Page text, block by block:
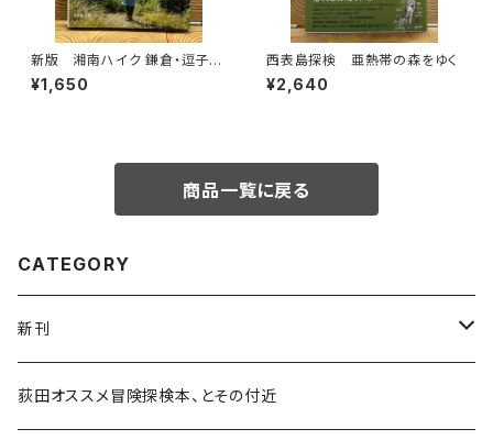
新版 湘南ハイク 鎌倉・逗子・
葉山・横須賀・三浦の山と海歩き
¥1,650
西表島探検 亜熱帯の森をゆく
¥2,640
商品一覧に戻る
CATEGORY
新刊
和書
荻田オススメ冒険探検本、とその付近